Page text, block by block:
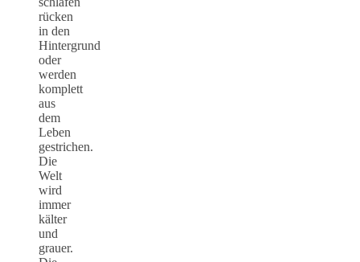
rücken
in den
Hintergrund
oder
werden
komplett
aus
dem
Leben
gestrichen.
Die
Welt
wird
immer
kälter
und
grauer.